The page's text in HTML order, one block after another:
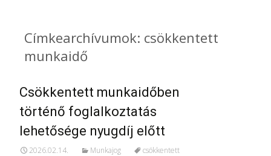
Címkearchívumok: csökkentett
munkaidő
Csökkentett munkaidőben
történő foglalkoztatás
lehetősége nyugdíj előtt
2026.02.14. Munkajog
csökkentett